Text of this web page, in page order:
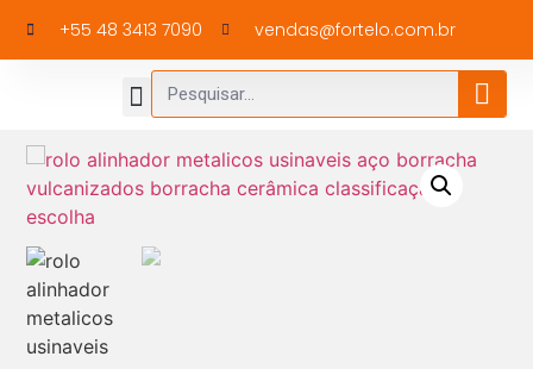
+55 48 3413 7090 vendas@fortelo.com.br